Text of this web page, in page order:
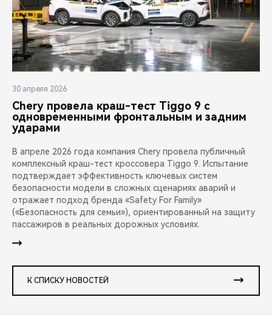
30 апреля 2026
Chery провела краш-тест Tiggo 9 с
одновременными фронтальным и задним
ударами
В апреле 2026 года компания Chery провела публичный
комплексный краш-тест кроссовера Tiggo 9. Испытание
подтверждает эффективность ключевых систем
безопасности модели в сложных сценариях аварий и
отражает подход бренда «Safety For Family»
(«Безопасность для семьи»), ориентированный на защиту
пассажиров в реальных дорожных условиях.
К СПИСКУ НОВОСТЕЙ